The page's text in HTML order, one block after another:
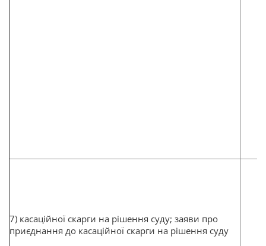
7) касаційної скарги на рішення суду; заяви про
приєднання до касаційної скарги на рішення суду